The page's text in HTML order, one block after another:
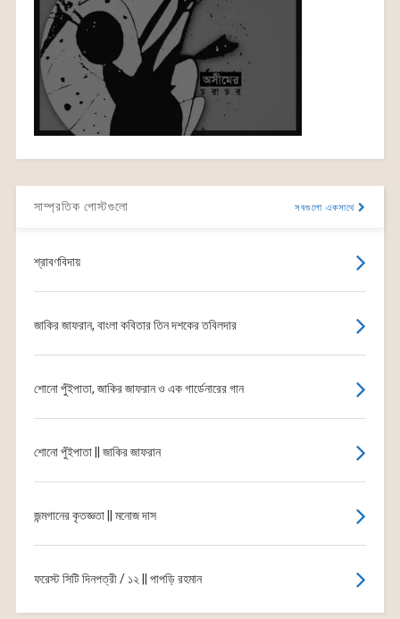
সাম্প্রতিক পোস্টগুলো সবগুলো একসাথে
শ্রাবণবিদায়
জাকির জাফরান, বাংলা কবিতার তিন দশকের তবিলদার
শোনো পুঁইপাতা, জাকির জাফরান ও এক গার্ডেনারের গান
শোনো পুঁইপাতা || জাকির জাফরান
জন্মগানের কৃতজ্ঞতা || মনোজ দাস
ফরেস্ট সিটি দিনপত্রী / ১২ || পাপড়ি রহমান